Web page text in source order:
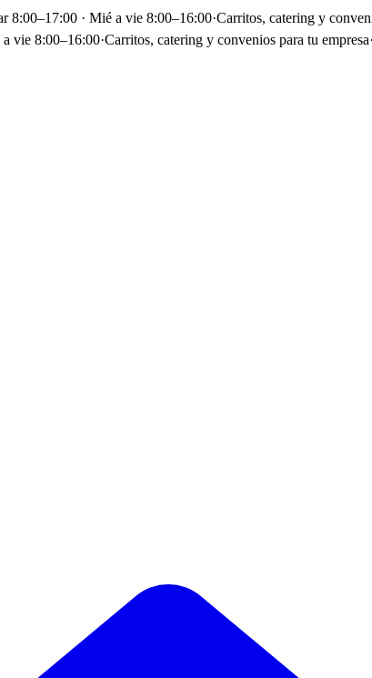
8:00–17:00 · Mié a vie 8:00–16:00·Carritos, catering y
a vie 8:00–16:00·Carritos, catering y convenios para tu empresa·